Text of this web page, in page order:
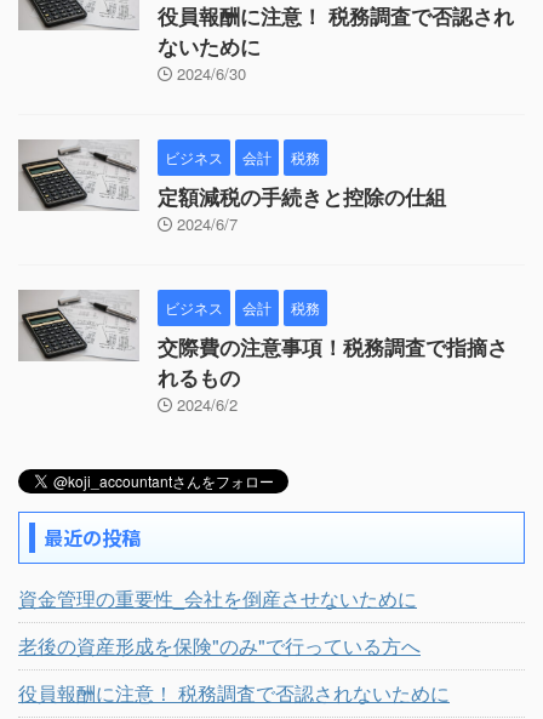
役員報酬に注意！ 税務調査で否認され
ないために
2024/6/30
ビジネス 会計 税務
定額減税の手続きと控除の仕組
2024/6/7
ビジネス 会計 税務
交際費の注意事項！税務調査で指摘さ
れるもの
2024/6/2
最近の投稿
資金管理の重要性_会社を倒産させないために
老後の資産形成を保険"のみ"で行っている方へ
役員報酬に注意！ 税務調査で否認されないために